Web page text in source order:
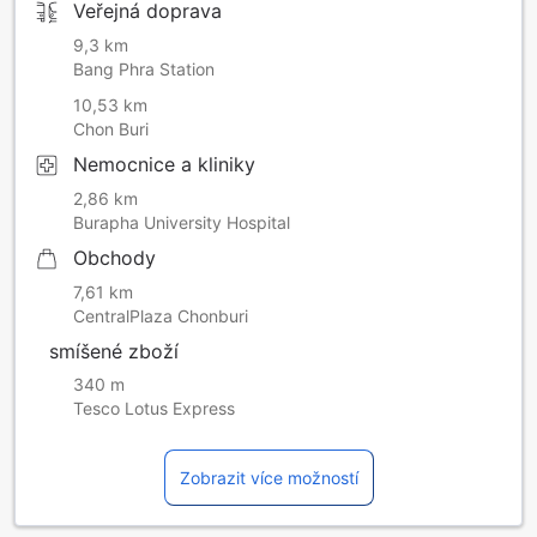
Veřejná doprava
9,3 km
Bang Phra Station
10,53 km
Chon Buri
Nemocnice a kliniky
2,86 km
Burapha University Hospital
Obchody
7,61 km
CentralPlaza Chonburi
smíšené zboží
340 m
Tesco Lotus Express
Zobrazit více možností